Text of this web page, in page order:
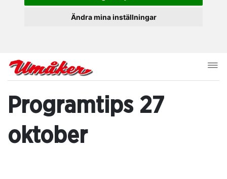
Ändra mina inställningar
Programtips 27
oktober